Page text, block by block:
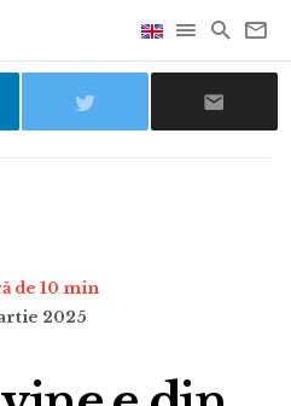
de 10 min
2025